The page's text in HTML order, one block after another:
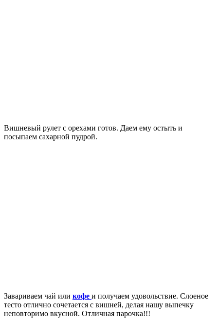
Вишневый рулет с орехами готов. Даем ему остыть и
посыпаем сахарной пудрой.
Завариваем чай или кофе и получаем удовольствие. Слоеное
тесто отлично сочетается с вишней, делая нашу выпечку
неповторимо вкусной. Отличная парочка!!!